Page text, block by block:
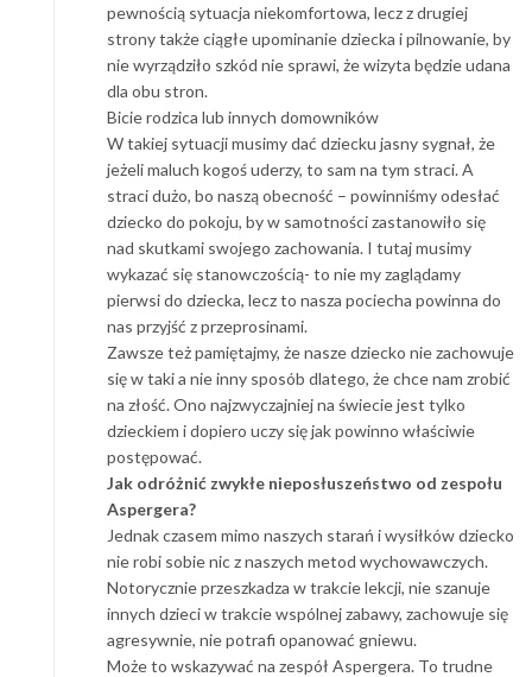
pewnością sytuacja niekomfortowa, lecz z drugiej
strony także ciągłe upominanie dziecka i pilnowanie, by
nie wyrządziło szkód nie sprawi, że wizyta będzie udana
dla obu stron.
Bicie rodzica lub innych domowników
W takiej sytuacji musimy dać dziecku jasny sygnał, że
jeżeli maluch kogoś uderzy, to sam na tym straci. A
straci dużo, bo naszą obecność – powinniśmy odesłać
dziecko do pokoju, by w samotności zastanowiło się
nad skutkami swojego zachowania. I tutaj musimy
wykazać się stanowczością- to nie my zaglądamy
pierwsi do dziecka, lecz to nasza pociecha powinna do
nas przyjść z przeprosinami.
Zawsze też pamiętajmy, że nasze dziecko nie zachowuje
się w taki a nie inny sposób dlatego, że chce nam zrobić
na złość. Ono najzwyczajniej na świecie jest tylko
dzieckiem i dopiero uczy się jak powinno właściwie
postępować.
Jak odróżnić zwykłe nieposłuszeństwo od zespołu
Aspergera?
Jednak czasem mimo naszych starań i wysiłków dziecko
nie robi sobie nic z naszych metod wychowawczych.
Notorycznie przeszkadza w trakcie lekcji, nie szanuje
innych dzieci w trakcie wspólnej zabawy, zachowuje się
agresywnie, nie potrafi opanować gniewu.
Może to wskazywać na zespół Aspergera. To trudne